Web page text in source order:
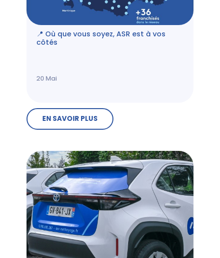
📍 Où que vous soyez, ASR est à vos
côtés
20 Mai
EN SAVOIR PLUS